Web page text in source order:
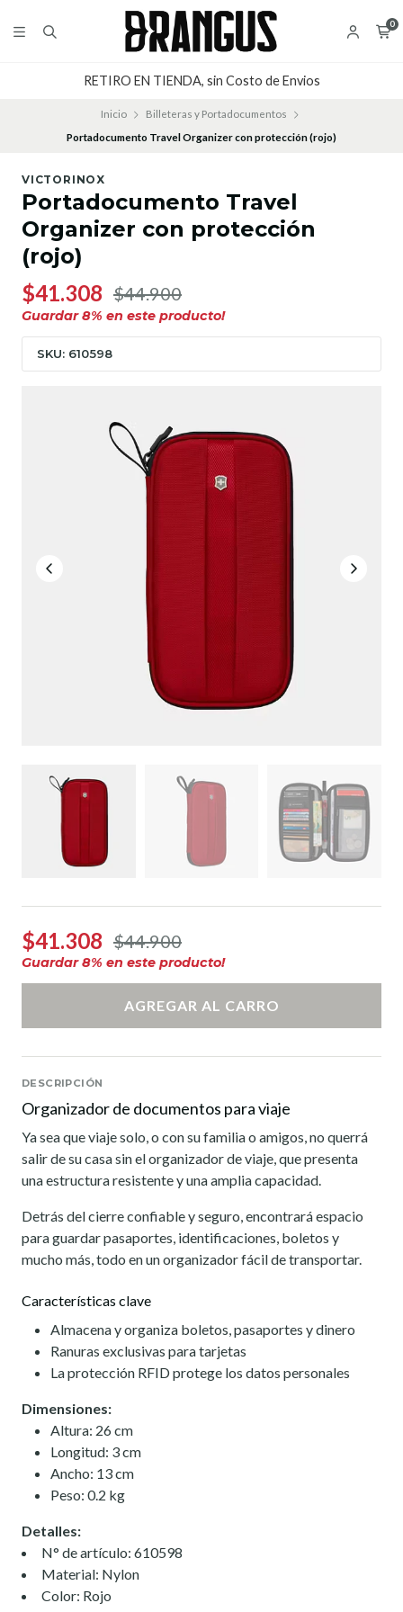
0
RETIRO EN TIENDA, sin Costo de Envios
Inicio
Billeteras y Portadocumentos
Portadocumento Travel Organizer con protección (rojo)
VICTORINOX
Portadocumento Travel
Organizer con protección
(rojo)
$41.308 $44.900
Guardar8% en este producto!
SKU: 610598
$41.308 $44.900
Guardar8% en este producto!
AGREGAR AL CARRO
DESCRIPCIÓN
Organizador de documentos para viaje
Ya sea que viaje solo, o con su familia o amigos, no querrá
salir de su casa sin el organizador de viaje, que presenta
una estructura resistente y una amplia capacidad.
Detrás del cierre confiable y seguro, encontrará espacio
para guardar pasaportes, identificaciones, boletos y
mucho más, todo en un organizador fácil de transportar.
Características clave
Almacena y organiza boletos, pasaportes y dinero
Ranuras exclusivas para tarjetas
La protección RFID protege los datos personales
Dimensiones:
Altura: 26 cm
Longitud: 3 cm
Ancho: 13 cm
Peso: 0.2 kg
Detalles:
N° de artículo: 610598
Material: Nylon
Color: Rojo